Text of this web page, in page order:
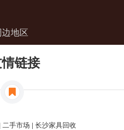
地区
链接
二手市场 长沙家具回收